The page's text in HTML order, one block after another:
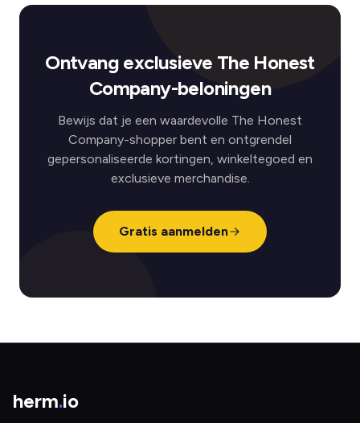
Ontvang exclusieve The Honest
Company-beloningen
Bewijs dat je een waardevolle The Honest
Company-shopper bent en ontgrendel
gepersonaliseerde kortingen, winkeltegoed en
exclusieve merchandise.
Gratis aanmelden
herm.io